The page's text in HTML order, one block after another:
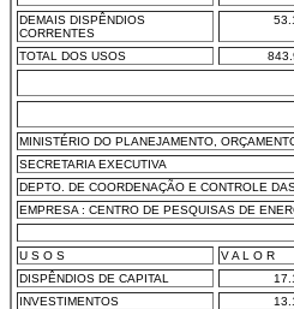
DEMAIS DISPÊNDIOS
CORRENTES
TOTAL DOS USOS
MINISTÉRIO DO PLANEJAMENTO,
SECRETARIA EXECUTIVA
DEPTO. DE COORDENAÇÃO E CONTROLE
EMPRESA : CENTRO DE PESQUISAS DE
U S O S V A L O R
DISPÊNDIOS DE CAPITAL
INVESTIMENTOS